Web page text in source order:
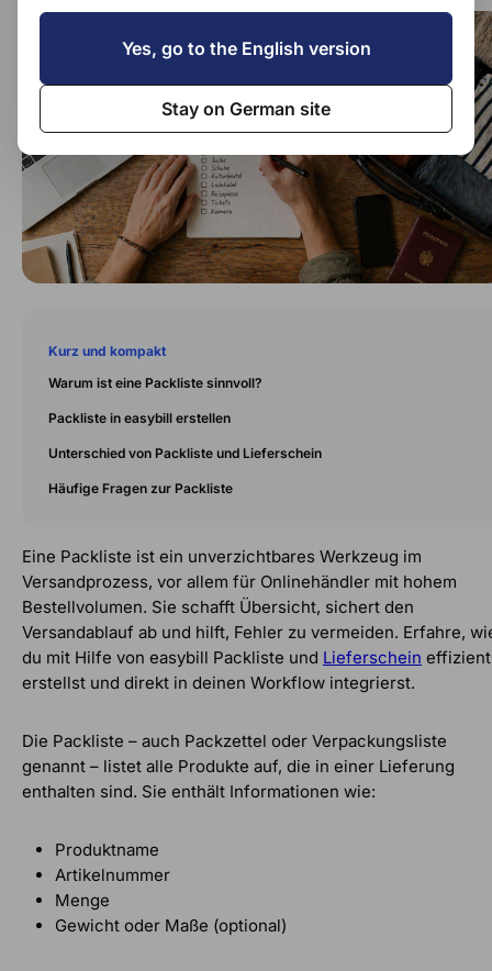
Kurz und kompakt
Warum ist eine Packliste sinnvoll?
Packliste in easybill erstellen
Unterschied von Packliste und Lieferschein
Häufige Fragen zur Packliste
Eine Packliste ist ein unverzichtbares Werkzeug im
Versandprozess, vor allem für Onlinehändler mit hohem
Bestellvolumen. Sie schafft Übersicht, sichert den
Versandablauf ab und hilft, Fehler zu vermeiden. Erfahre,
du mit Hilfe von easybill Packliste und Lieferschein effizient
erstellst und direkt in deinen Workflow integrierst.
Die Packliste – auch Packzettel oder Verpackungsliste
genannt – listet alle Produkte auf, die in einer Lieferung
enthalten sind. Sie enthält Informationen wie:
Produktname
Artikelnummer
Menge
Gewicht oder Maße (optional)
Yes, go to the English version
Stay on German site